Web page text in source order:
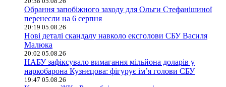
Обрання запобіжного заходу для Ольги Стефанішиної
перенесли на 6 серпня
20:19 05.08.26
Нові деталі скандалу навколо ексголови СБУ Василя
Малюка
20:02 05.08.26
НАБУ зафіксувало вимагання мільйона доларів у
наркобарона Кузнєцова: фігурує ім’я голови СБУ
19:47 05.08.26